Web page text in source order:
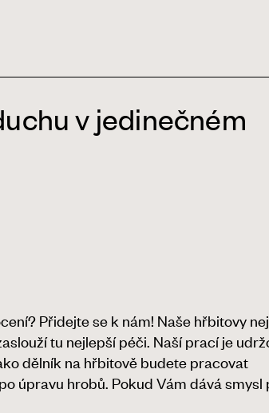
v jedinečném
Přidejte se k nám! Naše hřbitovy
tu nejlepší péči. Naší prací je
dělník na hřbitově budete pracovat
úpravu hrobů. Pokud Vám dává smysl